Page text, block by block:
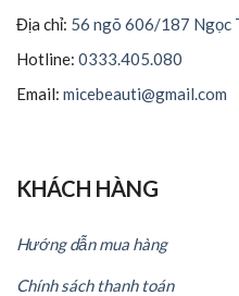
Địa chỉ: 56 ngõ 606/187 Ngọc
Hotline: 0333.405.080
Email: micebeauti@gmail.com
KHÁCH HÀNG
Hướng dẫn mua hàng
Chính sách thanh toán